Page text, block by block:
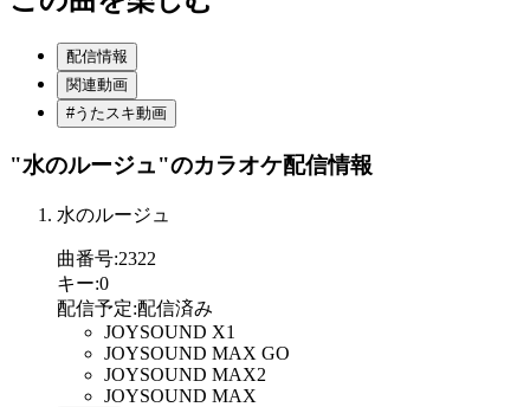
配信情報
関連動画
#うたスキ動画
"水のルージュ"のカラオケ配信情報
水のルージュ
曲番号:2322
キー:0
配信予定:配信済み
JOYSOUND X1
JOYSOUND MAX GO
JOYSOUND MAX2
JOYSOUND MAX